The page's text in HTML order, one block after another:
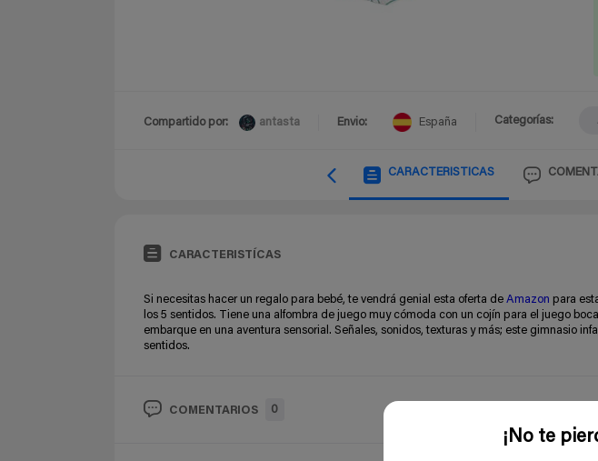
¡No te
Compartido por: antasta Envio: España Categorías:
CARACTERISTICAS
CARACTERISTÍCAS
Si necesitas hacer un regalo para bebé, te vendrá genial esta oferta de Amazon para
los 5 sentidos. Tiene una alfombra de juego muy cómoda con un cojín para el juego
embarque en una aventura sensorial. Señales, sonidos, texturas y más; este gimnasio
sentidos.
COMENTARIOS 0